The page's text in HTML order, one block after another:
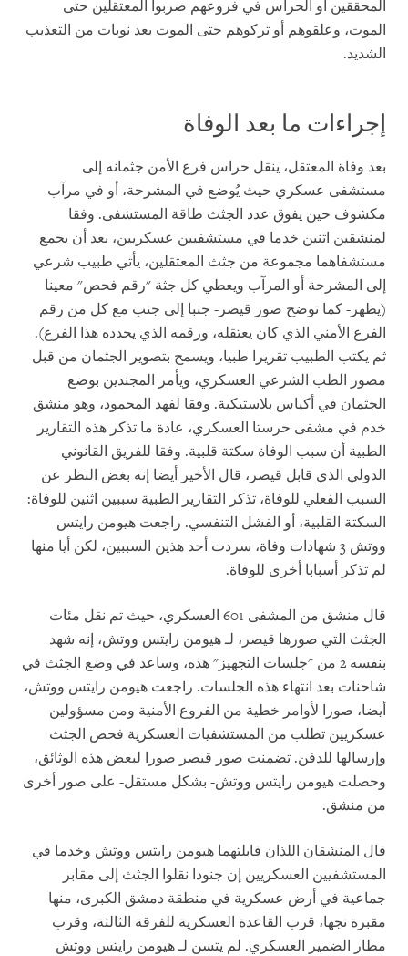
المحققين أو الحراس في فروعهم ضربوا المعتقلين حتى
الموت، وعلقوهم أو تركوهم حتى الموت بعد نوبات من التعذيب
الشديد.
إجراءات ما بعد الوفاة
بعد وفاة المعتقل، ينقل حراس فرع الأمن جثمانه إلى
مستشفى عسكري حيث يُوضع في المشرحة، أو في مرآب
مكشوف حين يفوق عدد الجثث طاقة المستشفى. وفقا
لمنشقين اثنين خدما في مستشفيين عسكريين، بعد أن يجمع
مستشفاهما مجموعة من جثث المعتقلين، يأتي طبيب شرعي
إلى المشرحة أو المرآب ويعطي كل جثة "رقم فحص" معينا
(يظهر- كما توضح صور قيصر- جنبا إلى جنب مع كل من رقم
الفرع الأمني الذي كان يعتقله، ورقمه الذي يحدده هذا الفرع).
ثم يكتب الطبيب تقريرا طبيا، ويسمح بتصوير الجثمان من قبل
مصور الطب الشرعي العسكري، ويأمر المجندين بوضع
الجثمان في أكياس بلاستيكية. وفقا لفهد المحمود، وهو منشق
خدم في مشفى حرستا العسكري، عادة ما تذكر هذه التقارير
الطبية أن سبب الوفاة سكتة قلبية. وفقا للفريق القانوني
الدولي الذي قابل قيصر، قال الأخير أيضا إنه بغض النظر عن
السبب الفعلي للوفاة، تذكر التقارير الطبية سببين اثنين للوفاة:
السكتة القلبية، أو الفشل التنفسي. راجعت هيومن رايتس
ووتش 3 شهادات وفاة، سردت أحد هذين السببين، لكن أيا منها
لم تذكر أسبابا أخرى للوفاة.
قال منشق من المشفى 601 العسكري، حيث تم نقل مئات
الجثث التي صورها قيصر، لـ هيومن رايتس ووتش، إنه شهد
بنفسه 2 من "جلسات التجهيز" هذه، وساعد في وضع الجثث في
شاحنات بعد انتهاء هذه الجلسات. راجعت هيومن رايتس ووتش،
أيضا، صورا لأوامر خطية من الفروع الأمنية ومن مسؤولين
عسكريين تطلب من المستشفيات العسكرية فحص الجثث
وإرسالها للدفن. تضمنت صور قيصر صورا لبعض هذه الوثائق،
وحصلت هيومن رايتس ووتش- بشكل مستقل- على صور أخرى
من منشق.
قال المنشقان اللذان قابلتهما هيومن رايتس ووتش وخدما في
المستشفيين العسكريين إن جنودا نقلوا الجثث إلى مقابر
جماعية في أرض عسكرية في منطقة دمشق الكبرى، منها
مقبرة نجها، قرب القاعدة العسكرية للفرقة الثالثة، وقرب
مطار الضمير العسكري. لم يتسن لـ هيومن رايتس ووتش